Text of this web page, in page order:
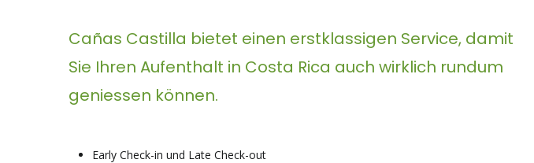
Cañas Castilla bietet einen erstklassigen Service, damit
Sie Ihren Aufenthalt in Costa Rica auch wirklich rundum
geniessen können.
Early Check-in und Late Check-out